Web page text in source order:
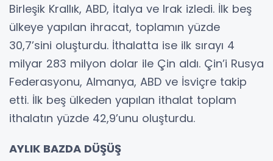
Birleşik Krallık, ABD, İtalya ve Irak izledi. İlk beş
ülkeye yapılan ihracat, toplamın yüzde
30,7’sini oluşturdu. İthalatta ise ilk sırayı 4
milyar 283 milyon dolar ile Çin aldı. Çin’i Rusya
Federasyonu, Almanya, ABD ve İsviçre takip
etti. İlk beş ülkeden yapılan ithalat toplam
ithalatın yüzde 42,9’unu oluşturdu.
AYLIK BAZDA DÜŞÜŞ